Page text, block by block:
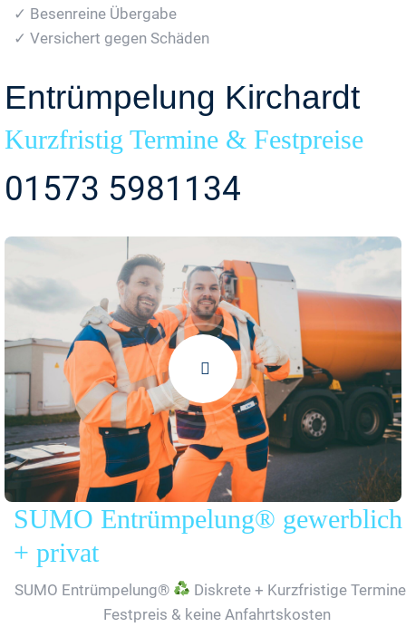
✓ Besenreine Übergabe
✓ Versichert gegen Schäden
Entrümpelung Kirchardt
Kurzfristig Termine & Festpreise
01573 5981134
SUMO Entrümpelung® gewerblich
+ privat
SUMO Entrümpelung®
Diskrete + Kurzfristige
Festpreis & keine Anfahrtskosten